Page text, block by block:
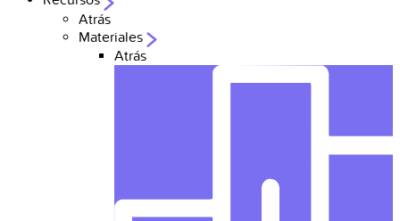
Atrás
Materiales
Atrás